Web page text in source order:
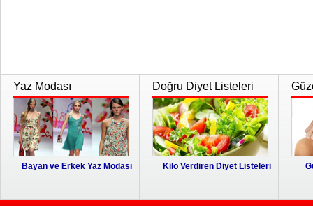
Yaz Modası
Bayan ve Erkek Yaz Modası
Doğru Diyet Listeleri
Kilo Verdiren Diyet Listeleri